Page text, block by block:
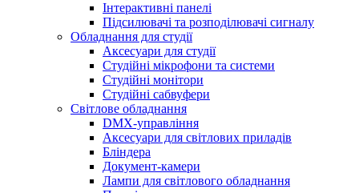
Інтерактивні панелі
Підсилювачі та розподілювачі сигналу
Обладнання для студії
Аксесуари для студії
Студійні мікрофони та системи
Студійні монітори
Студійні сабвуфери
Світлове обладнання
DMX-управління
Аксесуари для світлових приладів
Бліндера
Документ-камери
Лампи для світлового обладнання